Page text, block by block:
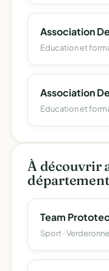
Education et
Education et
À découvrir
Team
Sport · Verderonne